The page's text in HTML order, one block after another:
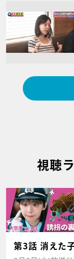
視聴
第3話 消えた